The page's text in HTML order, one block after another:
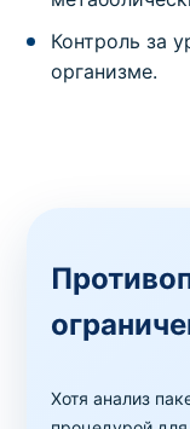
Контроль за
организме.
Хотя анализ